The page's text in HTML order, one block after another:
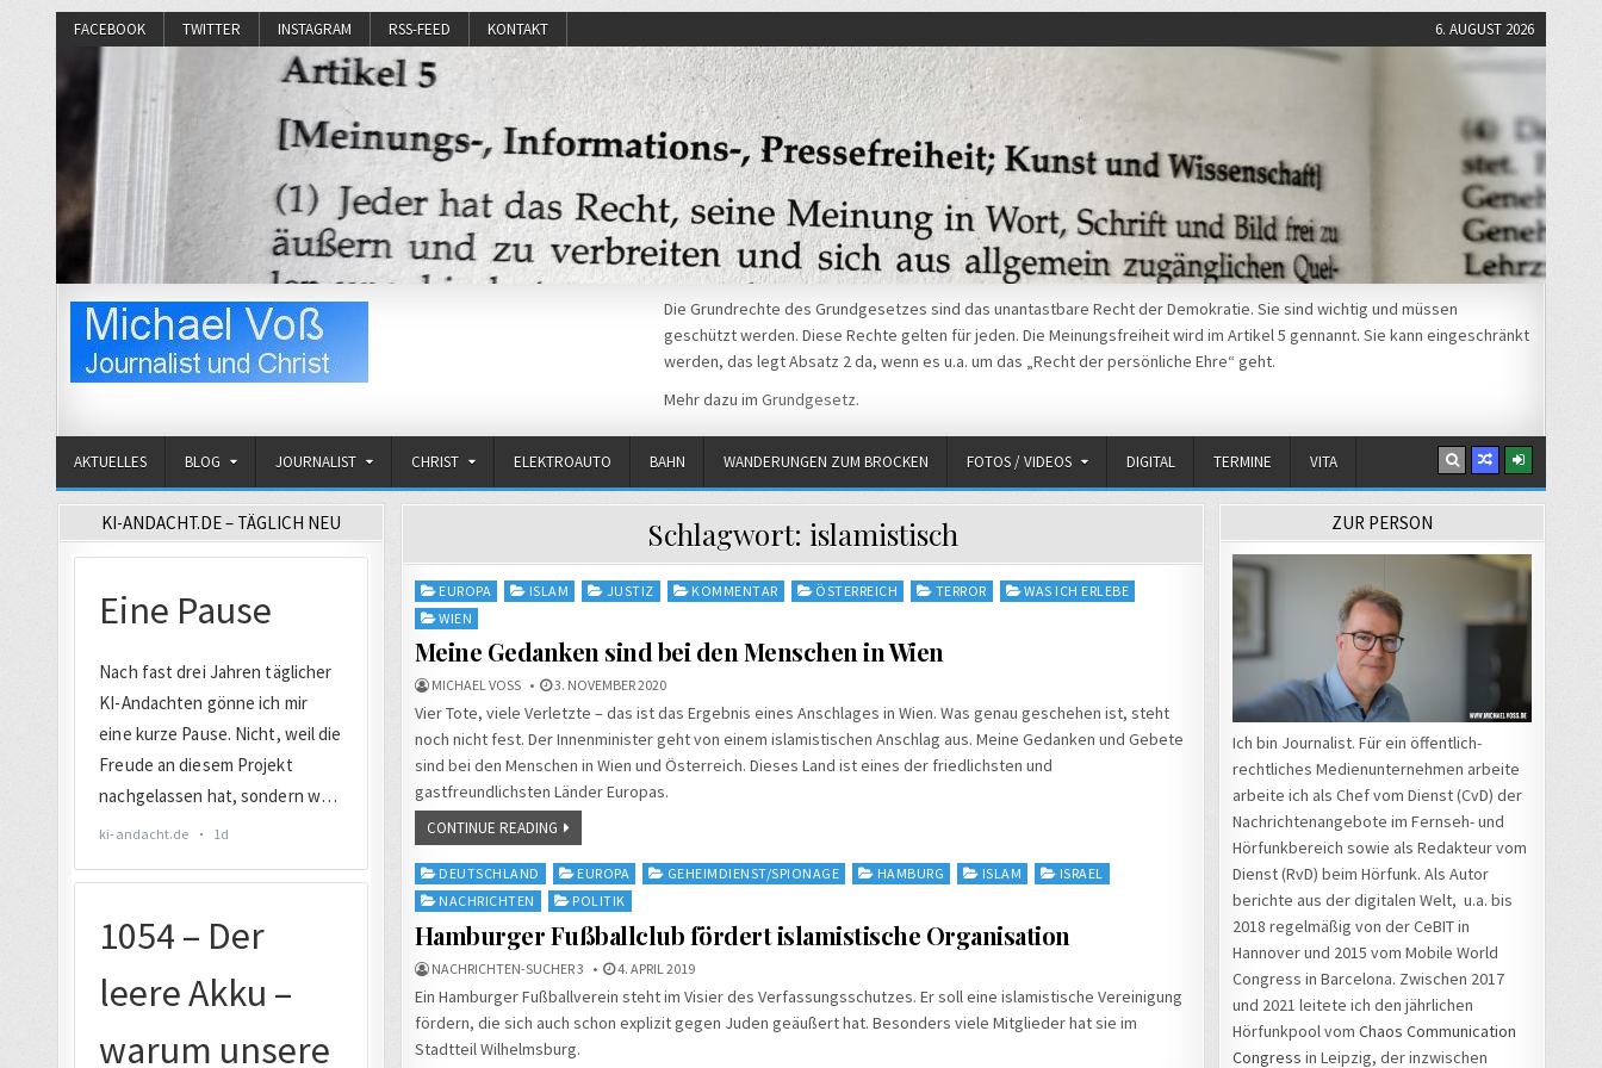
FACEBOOK TWITTER INSTAGRAM RSS-FEED KONTAKT 6. AUGUST 2026
Die Grundrechte des Grundgesetzes sind das unantastbare Recht der Demokratie. Sie sind wichtig und müssen
geschützt werden. Diese Rechte gelten für jeden. Die Meinungsfreiheit wird im Artikel 5 gennannt. Sie kann eingeschränkt
werden, das legt Absatz 2 da, wenn es u.a. um das „Recht der persönliche Ehre“ geht.
Mehr dazu im Grundgesetz.
AKTUELLES BLOG JOURNALIST CHRIST ELEKTROAUTO BAHN WANDERUNGEN ZUM BROCKEN FOTOS / VIDEOS DIGITAL TERMINE VITA
Schlagwort: islamistisch
Posted
in
EUROPA ISLAM JUSTIZ KOMMENTAR ÖSTERREICH TERROR
WAS ICH ERLEBE
WIEN
Meine Gedanken sind bei den Menschen in Wien
MICHAEL VOSS 3. NOVEMBER 2020
Vier Tote, viele Verletzte – das ist das Ergebnis eines Anschlages in Wien. Was genau geschehen ist, steht
noch nicht fest. Der Innenminister geht von einem islamistischen Anschlag aus. Meine Gedanken und Gebete
sind bei den Menschen in Wien und Österreich. Dieses Land ist eines der friedlichsten und
gastfreundlichsten Länder Europas.
CONTINUE READING
Posted
in
DEUTSCHLAND EUROPA GEHEIMDIENST/SPIONAGE HAMBURG ISLAM
ISRAEL
NACHRICHTEN
POLITIK
Hamburger Fußballclub fördert islamistische Organisation
NACHRICHTEN-SUCHER 3 4. APRIL 2019
Ein Hamburger Fußballverein steht im Visier des Verfassungsschutzes. Er soll eine islamistische Vereinigung
fördern, die sich auch schon explizit gegen Juden geäußert hat. Besonders viele Mitglieder hat sie im
Stadtteil Wilhelmsburg.
KI-ANDACHT.DE – TÄGLICH NEU ZUR PERSON
Ich bin Journalist. Für ein öffentlich-
rechtliches Medienunternehmen arbeite
arbeite ich als Chef vom Dienst (CvD) der
Nachrichtenangebote im Fernseh- und
Hörfunkbereich sowie als Redakteur vom
Dienst (RvD) beim Hörfunk. Als Autor
berichte aus der digitalen Welt, u.a. bis
2018 regelmäßig von der CeBIT in
Hannover und 2015 vom Mobile World
Congress in Barcelona. Zwischen 2017
und 2021 leitete ich den jährlichen
Hörfunkpool vom Chaos Communication
Congress in Leipzig, der inzwischen